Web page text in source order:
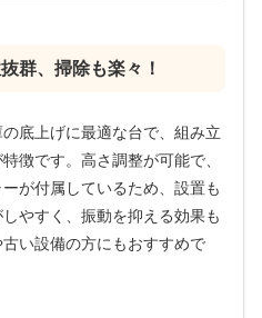
群、掃除も楽々！
底上げに最適な台で、組み立
徴です。高さ調整が可能で、
が付属しているため、設置も
やすく、振動を抑える効果も
い設備の方にもおすすめで